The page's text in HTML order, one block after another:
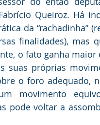
Queiroz. Há
da “rachadinha”
finalidades), mas
o fato ganha maior
próprias
o foro adequado,
movimento
pode voltar a